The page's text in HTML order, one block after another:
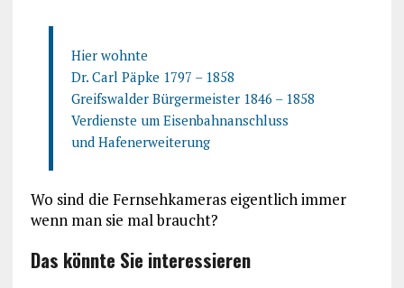
Hier wohnte
Dr. Carl Päpke 1797 – 1858
Greifswalder Bürgermeister 1846 – 1858
Verdienste um Eisenbahnanschluss
und Hafenerweiterung
Wo sind die Fernsehkameras eigentlich immer
wenn man sie mal braucht?
Das könnte Sie interessieren